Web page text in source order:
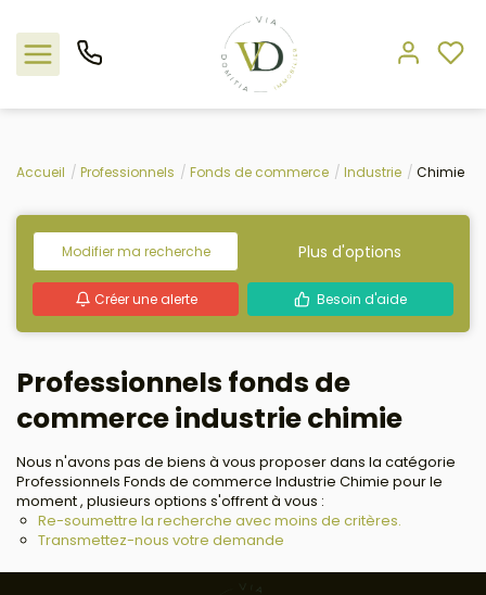
Nos offres
L'agence
Rejoindre le groupement
Estimation
Avis clients
Accueil Professionnels Fonds de commerce Industrie Chimie
Modifier ma recherche Plus d'options
Créer une alerte Besoin d'aide
Professionnels fonds de
commerce industrie chimie
Nous n'avons pas de biens à vous proposer dans la catégorie
Professionnels Fonds de commerce Industrie Chimie pour le
moment , plusieurs options s'offrent à vous :
Re-soumettre la recherche avec moins de critères.
Transmettez-nous votre demande